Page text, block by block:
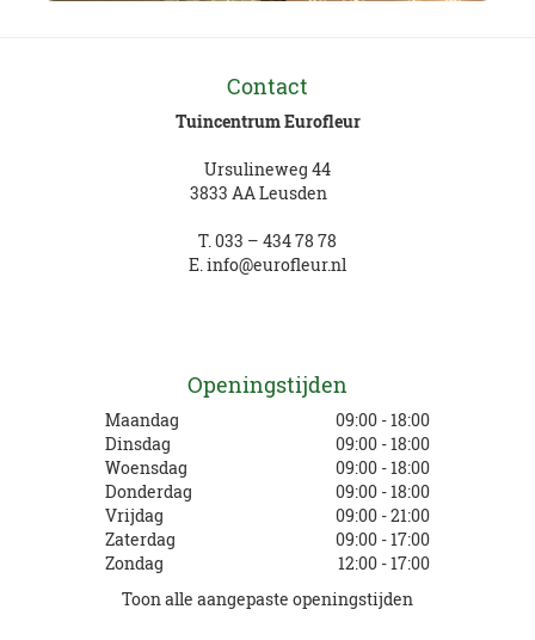
Contact
Tuincentrum Eurofleur
Ursulineweg 44
3833 AA Leusden
T.033 – 434 78 78
E.info@eurofleur.nl
Openingstijden
Maandag
09:00 - 18:00
Dinsdag
09:00 - 18:00
Woensdag
09:00 - 18:00
Donderdag
09:00 - 18:00
Vrijdag
09:00 - 21:00
Zaterdag
09:00 - 17:00
Zondag
12:00 - 17:00
Toon alle aangepaste openingstijden